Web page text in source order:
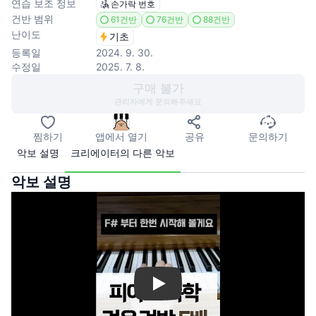
연습 보조 정보 손가락 번호
건반 범위 61건반 76건반 88건반
난이도
기초
등록일
2024. 9. 30.
수정일
2025. 7. 8.
구매 불가
관리자에게 문의해주세요
찜하기 앱에서 열기 공유
문의하기
악보 설명
크리에이터의 다른 악보
악보 설명
Play